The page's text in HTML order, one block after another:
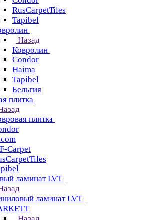
RusCarpetTiles
Tapibel
Назад
Ковролин
Condor
Haima
Tapibel
Бельгия
плитка
плитка
Carpet
ламинат LVT
ламинат LVT